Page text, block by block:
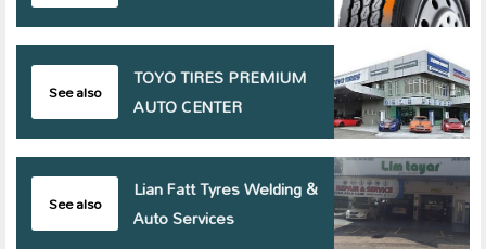
See also
TOYO TIRES PREMIUM
AUTO CENTER
See also
Lian Fatt Tyres Welding &
Auto Services